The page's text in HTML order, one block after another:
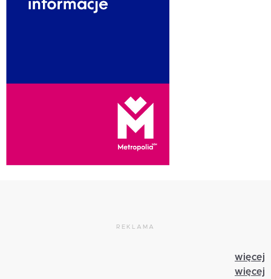
REKLAMA
więcej
więcej